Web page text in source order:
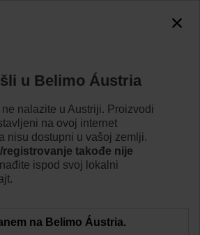
Learn more
u Belimo Áustria
ne nalazite u Austriji. Proizvodi
na ovoj internet
nisu dostupni u vašoj zemlji.
registrovanje takođe nije
ispod svoj lokalni
na Belimo Áustria.